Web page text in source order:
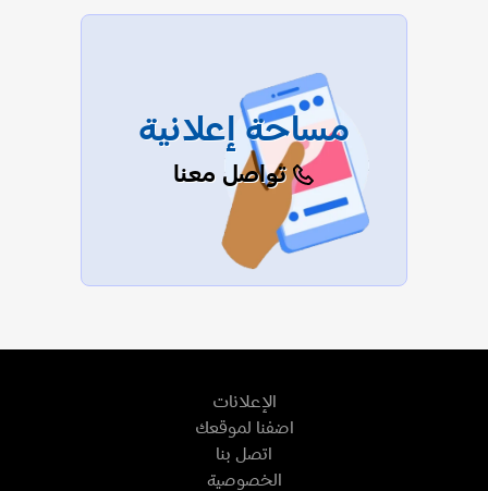
عرض الكل
مساحة إعلانية
تواصل معنا
الإعلانات
اضفنا لموقعك
اتصل بنا
الخصوصية